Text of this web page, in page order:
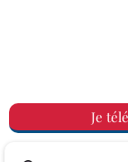
Je